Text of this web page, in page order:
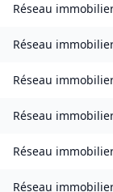
Réseau
Réseau
Réseau
Réseau
Réseau
Réseau